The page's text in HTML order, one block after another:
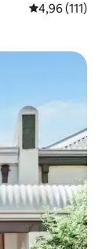
Gemiddelde
4,96 (111)